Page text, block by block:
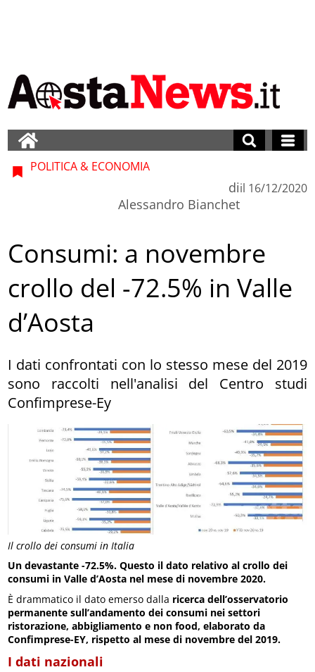
Il crollo dei consumi in Italia
POLITICA & ECONOMIA
di
Alessandro Bianchet
il 16/12/2020
Consumi: a novembre
crollo del -72.5% in Valle
d’Aosta
I dati confrontati con lo stesso mese del 2019
sono raccolti nell'analisi del Centro studi
Confimprese-Ey
Un devastante -72.5%. Questo il dato relativo al crollo dei
consumi in Valle d’Aosta nel mese di novembre 2020.
È drammatico il dato emerso dalla ricerca dell’osservatorio
permanente sull’andamento dei consumi nei settori
ristorazione, abbigliamento e non food, elaborato da
Confimprese-EY, rispetto al mese di novembre del 2019.
I dati nazionali